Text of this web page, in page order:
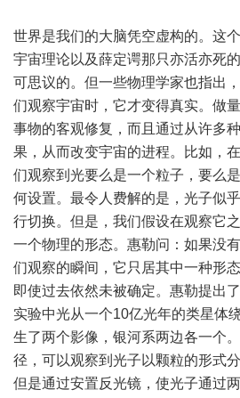
世界是我们的大脑凭空虚构的。这
宇宙理论以及薛定谔那只亦活亦死
可思议的。但一些物理学家也指出
们观察宇宙时，它才变得真实。做
事物的客观修复，而且通过从许多
果，从而改变宇宙的进程。比如，
们观察到光要么是一个粒子，要么
何设置。最令人费解的是，光子似
行切换。但是，我们假设在观察它
一个物理的形态。惠勒问：如果没
们观察的瞬间，它只居其中一种形
即使过去依然未被确定。惠勒提出
实验中光从一个10亿光年的类星体
生了两个影像，银河系两边各一个
径，可以观察到光子以颗粒的形式
但是通过安置反光镜，使光子通过